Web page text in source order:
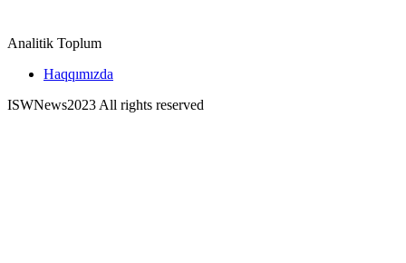
Analitik Toplum
Haqqımızda
ISWNews2023 All rights reserved